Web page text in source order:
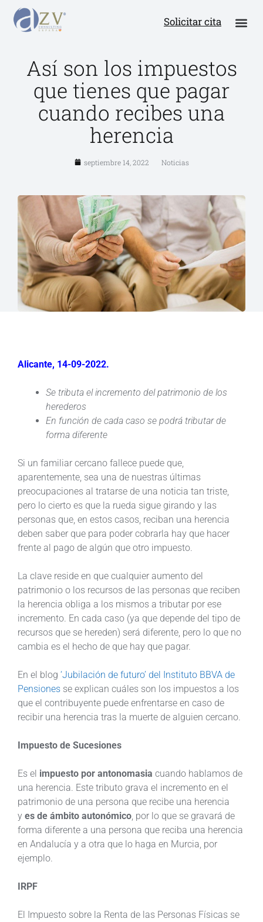
Solicitar cita
Así son los impuestos
que tienes que pagar
cuando recibes una
herencia
septiembre 14, 2022 Noticias
Alicante, 14-09-2022.
Se tributa el incremento del patrimonio de los
herederos
En función de cada caso se podrá tributar de
forma diferente
Si un familiar cercano fallece puede que,
aparentemente, sea una de nuestras últimas
preocupaciones al tratarse de una noticia tan triste,
pero lo cierto es que la rueda sigue girando y las
personas que, en estos casos, reciban una herencia
deben saber que para poder cobrarla hay que hacer
frente al pago de algún que otro impuesto.
La clave reside en que cualquier aumento del
patrimonio o los recursos de las personas que reciben
la herencia obliga a los mismos a tributar por ese
incremento. En cada caso (ya que depende del tipo de
recursos que se hereden) será diferente, pero lo que no
cambia es el hecho de que hay que pagar.
En el blog ‘Jubilación de futuro’ del Instituto BBVA de
Pensiones se explican cuáles son los impuestos a los
que el contribuyente puede enfrentarse en caso de
recibir una herencia tras la muerte de alguien cercano.
Impuesto de Sucesiones
Es el impuesto por antonomasia cuando hablamos de
una herencia. Este tributo grava el incremento en el
patrimonio de una persona que recibe una herencia
y es de ámbito autonómico , por lo que se gravará de
forma diferente a una persona que reciba una herencia
en Andalucía y a otra que lo haga en Murcia, por
ejemplo.
IRPF
El Impuesto sobre la Renta de las Personas Físicas se